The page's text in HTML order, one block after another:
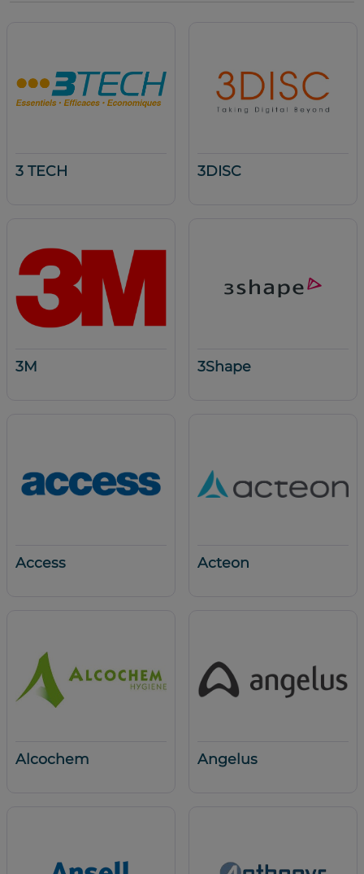
3 TECH 3DISC
3M 3Shape
Access Acteon
Alcochem Angelus